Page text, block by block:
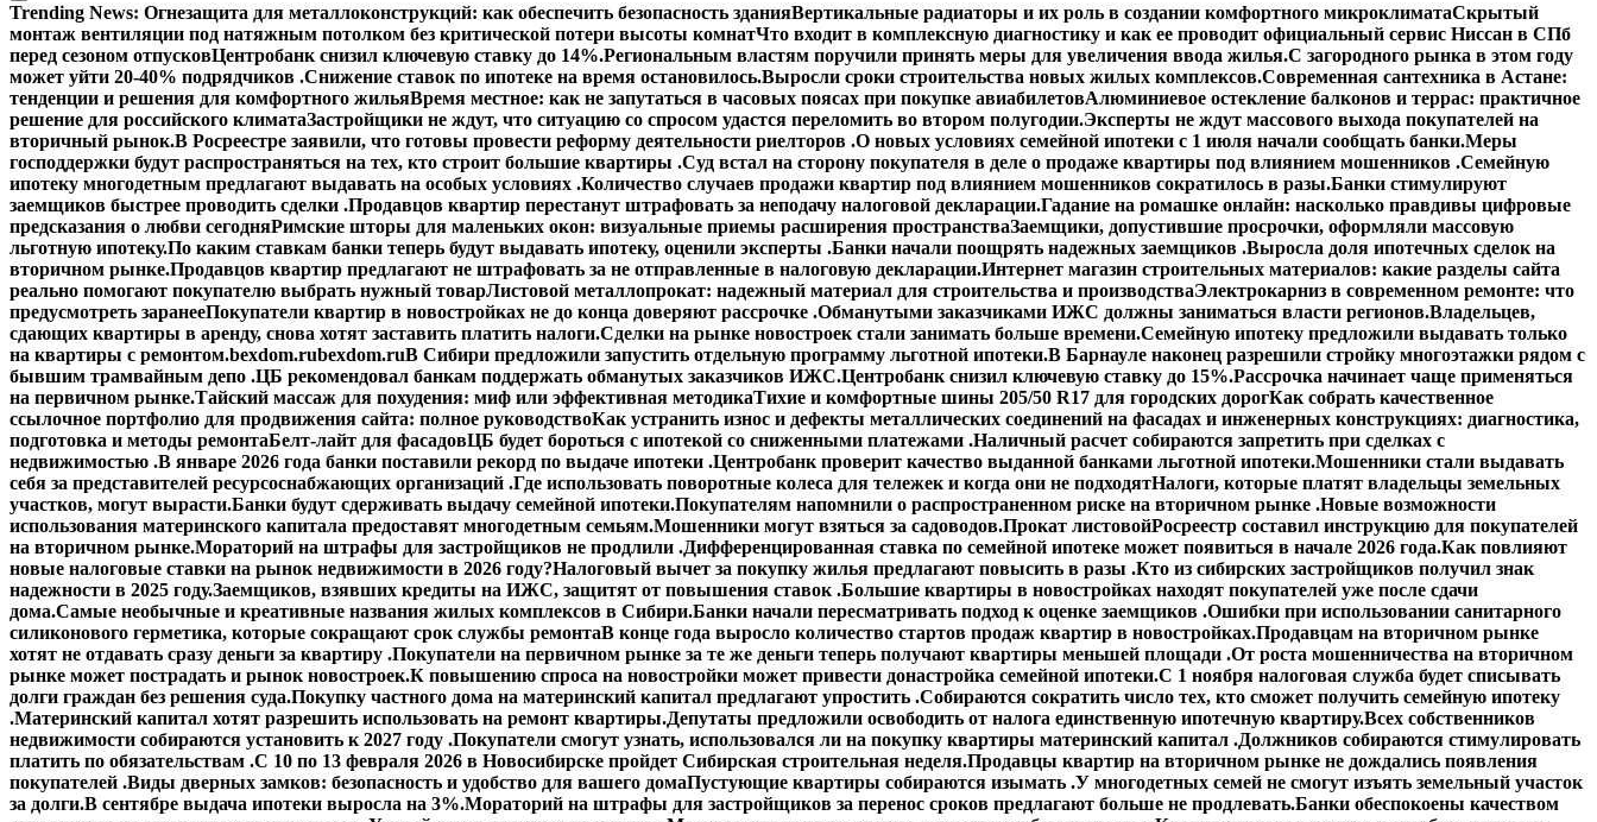
Trending News: Огнезащита для металлоконструкций: как обеспечить безопасность зданияВертикальные радиаторы и их роль в создании комфортного микроклиматаСкрытый
монтаж вентиляции под натяжным потолком без критической потери высоты комнатЧто входит в комплексную диагностику и как ее проводит официальный сервис Ниссан в СПб
перед сезоном отпусковЦентробанк снизил ключевую ставку до 14%.Региональным властям поручили принять меры для увеличения ввода жилья.С загородного рынка в этом году
может уйти 20-40% подрядчиков .Снижение ставок по ипотеке на время остановилось.Выросли сроки строительства новых жилых комплексов.Современная сантехника в Астане:
тенденции и решения для комфортного жильяВремя местное: как не запутаться в часовых поясах при покупке авиабилетовАлюминиевое остекление балконов и террас: практичное
решение для российского климатаЗастройщики не ждут, что ситуацию со спросом удастся переломить во втором полугодии.Эксперты не ждут массового выхода покупателей на
вторичный рынок.В Росреестре заявили, что готовы провести реформу деятельности риелторов .О новых условиях семейной ипотеки с 1 июля начали сообщать банки.Меры
господдержки будут распространяться на тех, кто строит большие квартиры .Суд встал на сторону покупателя в деле о продаже квартиры под влиянием мошенников .Семейную
ипотеку многодетным предлагают выдавать на особых условиях .Количество случаев продажи квартир под влиянием мошенников сократилось в разы.Банки стимулируют
заемщиков быстрее проводить сделки .Продавцов квартир перестанут штрафовать за неподачу налоговой декларации.Гадание на ромашке онлайн: насколько правдивы цифровые
предсказания о любви сегодняРимские шторы для маленьких окон: визуальные приемы расширения пространстваЗаемщики, допустившие просрочки, оформляли массовую
льготную ипотеку.По каким ставкам банки теперь будут выдавать ипотеку, оценили эксперты .Банки начали поощрять надежных заемщиков .Выросла доля ипотечных сделок на
вторичном рынке.Продавцов квартир предлагают не штрафовать за не отправленные в налоговую декларации.Интернет магазин строительных материалов: какие разделы сайта
реально помогают покупателю выбрать нужный товарЛистовой металлопрокат: надежный материал для строительства и производстваЭлектрокарниз в современном ремонте: что
предусмотреть заранееПокупатели квартир в новостройках не до конца доверяют рассрочке .Обманутыми заказчиками ИЖС должны заниматься власти регионов.Владельцев,
сдающих квартиры в аренду, снова хотят заставить платить налоги.Сделки на рынке новостроек стали занимать больше времени.Семейную ипотеку предложили выдавать только
на квартиры с ремонтом.bexdom.rubexdom.ruВ Сибири предложили запустить отдельную программу льготной ипотеки.В Барнауле наконец разрешили стройку многоэтажки рядом с
бывшим трамвайным депо .ЦБ рекомендовал банкам поддержать обманутых заказчиков ИЖС.Центробанк снизил ключевую ставку до 15%.Рассрочка начинает чаще применяться
на первичном рынке.Тайский массаж для похудения: миф или эффективная методикаТихие и комфортные шины 205/50 R17 для городских дорогКак собрать качественное
ссылочное портфолио для продвижения сайта: полное руководствоКак устранить износ и дефекты металлических соединений на фасадах и инженерных конструкциях: диагностика,
подготовка и методы ремонтаБелт-лайт для фасадовЦБ будет бороться с ипотекой со сниженными платежами .Наличный расчет собираются запретить при сделках с
недвижимостью .В январе 2026 года банки поставили рекорд по выдаче ипотеки .Центробанк проверит качество выданной банками льготной ипотеки.Мошенники стали выдавать
себя за представителей ресурсоснабжающих организаций .Где использовать поворотные колеса для тележек и когда они не подходятНалоги, которые платят владельцы земельных
участков, могут вырасти.Банки будут сдерживать выдачу семейной ипотеки.Покупателям напомнили о распространенном риске на вторичном рынке .Новые возможности
использования материнского капитала предоставят многодетным семьям.Мошенники могут взяться за садоводов.Прокат листовойРосреестр составил инструкцию для покупателей
на вторичном рынке.Мораторий на штрафы для застройщиков не продлили .Дифференцированная ставка по семейной ипотеке может появиться в начале 2026 года.Как повлияют
новые налоговые ставки на рынок недвижимости в 2026 году?Налоговый вычет за покупку жилья предлагают повысить в разы .Кто из сибирских застройщиков получил знак
надежности в 2025 году.Заемщиков, взявших кредиты на ИЖС, защитят от повышения ставок .Большие квартиры в новостройках находят покупателей уже после сдачи
дома.Самые необычные и креативные названия жилых комплексов в Сибири.Банки начали пересматривать подход к оценке заемщиков .Ошибки при использовании санитарного
силиконового герметика, которые сокращают срок службы ремонтаВ конце года выросло количество стартов продаж квартир в новостройках.Продавцам на вторичном рынке
хотят не отдавать сразу деньги за квартиру .Покупатели на первичном рынке за те же деньги теперь получают квартиры меньшей площади .От роста мошенничества на вторичном
рынке может пострадать и рынок новостроек.К повышению спроса на новостройки может привести донастройка семейной ипотеки.С 1 ноября налоговая служба будет списывать
долги граждан без решения суда.Покупку частного дома на материнский капитал предлагают упростить .Собираются сократить число тех, кто сможет получить семейную ипотеку
.Материнский капитал хотят разрешить использовать на ремонт квартиры.Депутаты предложили освободить от налога единственную ипотечную квартиру.Всех собственников
недвижимости собираются установить к 2027 году .Покупатели смогут узнать, использовался ли на покупку квартиры материнский капитал .Должников собираются стимулировать
платить по обязательствам .С 10 по 13 февраля 2026 в Новосибирске пройдет Сибирская строительная неделя.Продавцы квартир на вторичном рынке не дождались появления
покупателей .Виды дверных замков: безопасность и удобство для вашего домаПустующие квартиры собираются изымать .У многодетных семей не смогут изъять земельный участок
за долги.В сентябре выдача ипотеки выросла на 3%.Мораторий на штрафы для застройщиков за перенос сроков предлагают больше не продлевать.Банки обеспокоены качеством